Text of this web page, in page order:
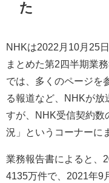
た
NHKは2022月10月25
まとめた第2四半期業
では、多くのページを
る報道など、NHKが放
すが、NHK受信契約数
況」というコーナーに
業務報告書によると、
4135万件で、2021年9